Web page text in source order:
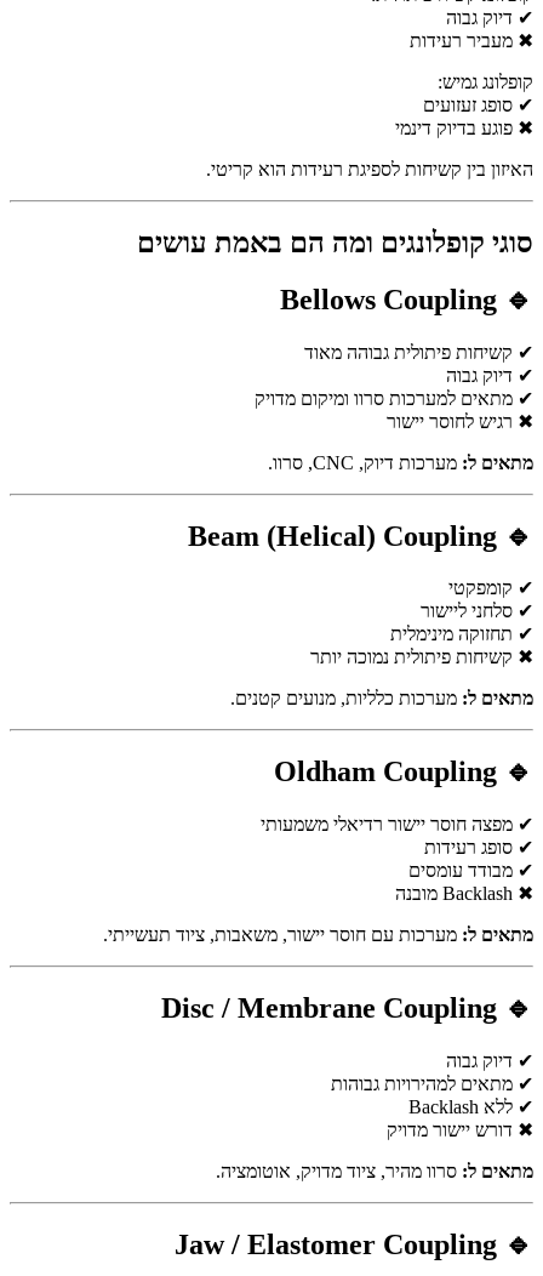
✔ דיוק גבוה
✖ מעביר רעידות
קופלונג גמיש:
✔ סופג זעזועים
✖ פוגע בדיוק דינמי
האיזון בין קשיחות לספיגת רעידות הוא קריטי.
סוגי קופלונגים ומה הם באמת עושים
🔹 Bellows Coupling
✔ קשיחות פיתולית גבוהה מאוד
✔ דיוק גבוה
✔ מתאים למערכות סרוו ומיקום מדויק
✖ רגיש לחוסר יישור
מתאים ל: מערכות דיוק, CNC, סרוו.
🔹 Beam (Helical) Coupling
✔ קומפקטי
✔ סלחני ליישור
✔ תחזוקה מינימלית
✖ קשיחות פיתולית נמוכה יותר
מתאים ל: מערכות כלליות, מנועים קטנים.
🔹 Oldham Coupling
✔ מפצה חוסר יישור רדיאלי משמעותי
✔ סופג רעידות
✔ מבודד עומסים
✖ Backlash מובנה
מתאים ל: מערכות עם חוסר יישור, משאבות, ציוד תעשייתי.
🔹 Disc / Membrane Coupling
✔ דיוק גבוה
✔ מתאים למהירויות גבוהות
✔ ללא Backlash
✖ דורש יישור מדויק
מתאים ל: סרוו מהיר, ציוד מדויק, אוטומציה.
🔹 Jaw / Elastomer Coupling